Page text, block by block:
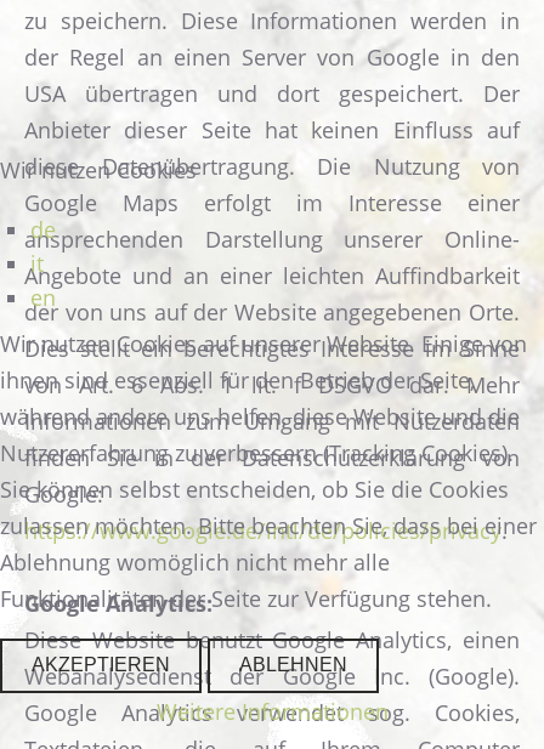
zu speichern. Diese Informationen werden in
der Regel an einen Server von Google in den
USA übertragen und dort gespeichert. Der
Anbieter dieser Seite hat keinen Einfluss auf
diese Datenübertragung. Die Nutzung von
Google Maps erfolgt im Interesse einer
ansprechenden Darstellung unserer Online-
Angebote und an einer leichten Auffindbarkeit
der von uns auf der Website angegebenen Orte.
Dies stellt ein berechtigtes Interesse im Sinne
von Art. 6 Abs. 1 lit. f DSGVO dar. Mehr
Informationen zum Umgang mit Nutzerdaten
finden Sie in der Datenschutzerklärung von
Google:
https://www.google.de/intl/de/policies/privacy.
Google Analytics:
Diese Website benutzt Google Analytics, einen
Webanalysedienst der Google Inc. (Google).
Google Analytics verwendet sog. Cookies,
Wir nutzen Cookies
de
it
en
Wir nutzen Cookies auf unserer Website. Einige von
ihnen sind essenziell für den Betrieb der Seite,
während andere uns helfen, diese Website und die
Nutzererfahrung zu verbessern (Tracking Cookies).
Sie können selbst entscheiden, ob Sie die Cookies
zulassen möchten. Bitte beachten Sie, dass bei einer
Ablehnung womöglich nicht mehr alle
Funktionalitäten der Seite zur Verfügung stehen.
AKZEPTIEREN ABLEHNEN
Weitere Informationen